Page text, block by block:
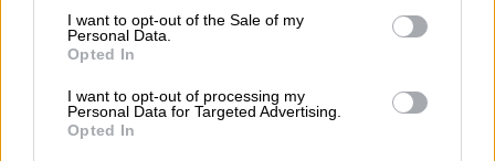
consent section.
I want to opt-out of the Sale of my
Personal Data.
Opted In
I want to opt-out of processing my
Personal Data for Targeted Advertising.
Opted In
διαδηλωτές - Βίντεο
Ελλάδα|06.03.2025 07:30
Τραγωδία στη Θεσσαλονίκη: Ένας